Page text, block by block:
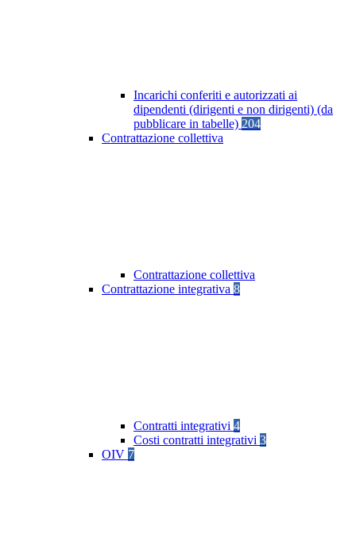
Incarichi conferiti e autorizzati ai
dipendenti (dirigenti e non dirigenti) (da
pubblicare in tabelle) 204
Contrattazione collettiva
Contrattazione collettiva
Contrattazione integrativa 8
Contratti integrativi 4
Costi contratti integrativi 3
OIV 7